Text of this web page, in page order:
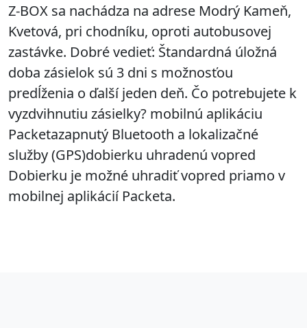
Z-BOX sa nachádza na adrese Modrý Kameň,
Kvetová, pri chodníku, oproti autobusovej
zastávke. Dobré vedieť: Štandardná úložná
doba zásielok sú 3 dni s možnosťou
predĺženia o ďalší jeden deň. Čo potrebujete k
vyzdvihnutiu zásielky? mobilnú aplikáciu
Packetazapnutý Bluetooth a lokalizačné
služby (GPS)dobierku uhradenú vopred
Dobierku je možné uhradiť vopred priamo v
mobilnej aplikácií Packeta.